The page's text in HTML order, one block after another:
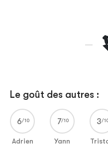
Le goût des autres :
6
Adrien
7
Yann
3